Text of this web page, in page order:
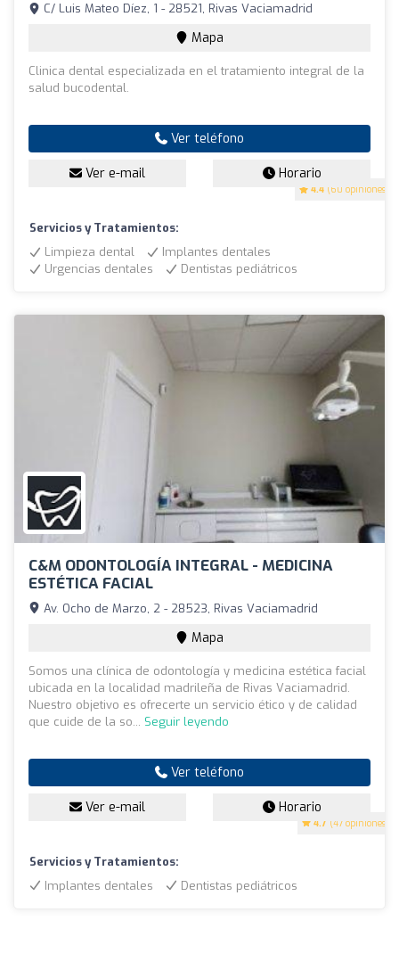
4.4 (60 opiniones)
C/ Luis Mateo Díez, 1 - 28521, Rivas Vaciamadrid
Mapa
Clinica dental especializada en el tratamiento integral de la
salud bucodental.
Ver teléfono
Ver e-mail Horario
Servicios y Tratamientos:
Limpieza dental
Implantes dentales
Urgencias dentales
Dentistas pediátricos
C&M ODONTOLOGÍA INTEGRAL - MEDICINA
ESTÉTICA FACIAL
4.7 (47 opiniones)
Av. Ocho de Marzo, 2 - 28523, Rivas Vaciamadrid
Mapa
Somos una clínica de odontología y medicina estética facial
ubicada en la localidad madrileña de Rivas Vaciamadrid.
Nuestro objetivo es ofrecerte un servicio ético y de calidad
que cuide de la so... Seguir leyendo
Ver teléfono
Ver e-mail Horario
Servicios y Tratamientos:
Implantes dentales
Dentistas pediátricos